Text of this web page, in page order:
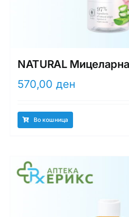
NATURAL
570,00 ден
Во кошница